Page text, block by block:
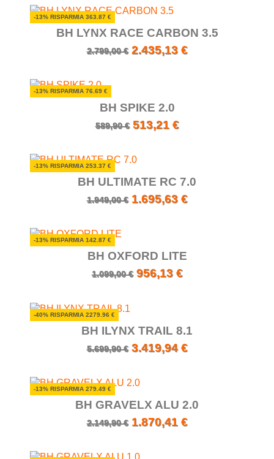
BH LYNX RACE CARBON 3.5
2.799,00 € 2.435,13 €
-13% RISPARMIA 363.87 €
BH SPIKE 2.0
589,90 € 513,21 €
-13% RISPARMIA 76.69 €
BH ULTIMATE RC 7.0
1.949,00 € 1.695,63 €
-13% RISPARMIA 253.37 €
BH OXFORD LITE
1.099,00 € 956,13 €
-13% RISPARMIA 142.87 €
BH ILYNX TRAIL 8.1
5.699,90 € 3.419,94 €
-40% RISPARMIA 2279.96 €
BH GRAVELX ALU 2.0
2.149,90 € 1.870,41 €
-13% RISPARMIA 279.49 €